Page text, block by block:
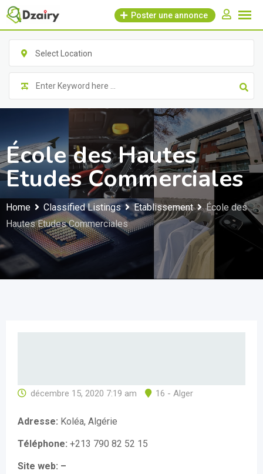
Skip
content
Poster une annonce
Select Location
École des Hautes
Etudes Commerciales
Home Classified Listings Etablissement
École des
Hautes Etudes Commerciales
décembre 15, 2020 7:19 am 16 - Alger
Adresse: Koléa, Algérie
Téléphone: +213 790 82 52 15
Site web: –